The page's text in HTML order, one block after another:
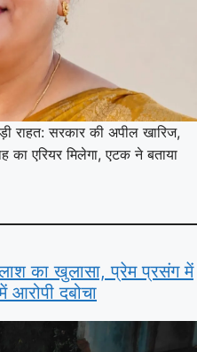
राहत: सरकार की अपील खारिज,
का एरियर मिलेगा, एटक ने बताया
का खुलासा, प्रेम प्रसंग में
दबोचा